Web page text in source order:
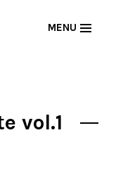
MENU
vol.1